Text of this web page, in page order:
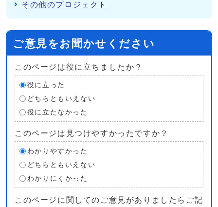
その他のプロジェクト
ご意見をお聞かせください
このページは役に立ちましたか？
役に立った
どちらともいえない
役に立たなかった
このページは見つけやすかったですか？
わかりやすかった
どちらともいえない
わかりにくかった
このページに関してのご意見がありましたらご記